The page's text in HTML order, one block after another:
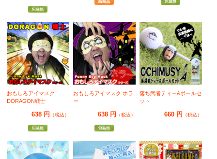
おもしろアイマスク
DORAGON戦士
638 円 （税込）
おもしろアイマスク ホラ
ー
638 円 （税込）
落ち武者ティー&ボールセ
ット
660 円 （税込）